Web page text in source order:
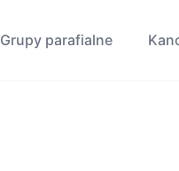
Grupy parafialne